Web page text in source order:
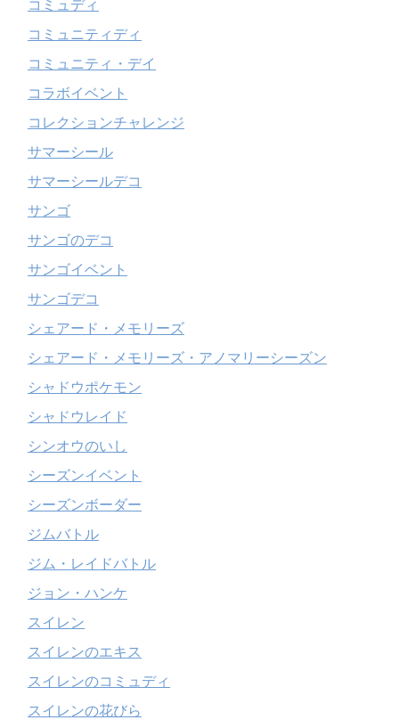
コミュディ
コミュニティディ
コミュニティ・デイ
コラボイベント
コレクションチャレンジ
サマーシール
サマーシールデコ
サンゴ
サンゴのデコ
サンゴイベント
サンゴデコ
シェアード・メモリーズ
シェアード・メモリーズ・アノマリーシーズン
シャドウポケモン
シャドウレイド
シンオウのいし
シーズンイベント
シーズンボーダー
ジムバトル
ジム・レイドバトル
ジョン・ハンケ
スイレン
スイレンのエキス
スイレンのコミュディ
スイレンの花びら